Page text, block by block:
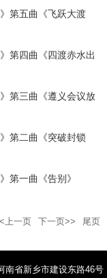
第五曲《飞跃大渡
第四曲《四渡赤水出
第三曲《遵义会议放
第二曲《突破封锁
第一曲《告别》
上一页 下一页>> 尾页
南省新乡市建设东路46号